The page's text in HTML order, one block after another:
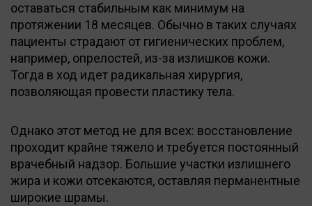
оставаться стабильным как минимум на
протяжении 18 месяцев. Обычно в таких случаях
пациенты страдают от гигиенических проблем,
например, опрелостей, из-за излишков кожи.
Тогда в ход идет радикальная хирургия,
позволяющая провести пластику тела.
Однако этот метод не для всех: восстановление
проходит крайне тяжело и требуется постоянный
врачебный надзор. Большие участки излишнего
жира и кожи отсекаются, оставляя перманентные
широкие шрамы.